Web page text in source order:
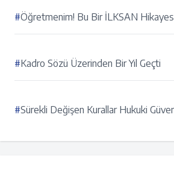
#Öğretmenim! Bu Bir İLKSAN
#Kadro Sözü Üzerinden Bir Yıl Geçti
#Sürekli Değişen Kurallar Hukuki